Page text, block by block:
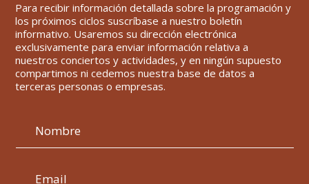
Para recibir información detallada sobre la programación y
los próximos ciclos suscríbase a nuestro boletín
informativo. Usaremos su dirección electrónica
exclusivamente para enviar información relativa a
nuestros conciertos y actividades, y en ningún supuesto
compartimos ni cedemos nuestra base de datos a
terceras personas o empresas.